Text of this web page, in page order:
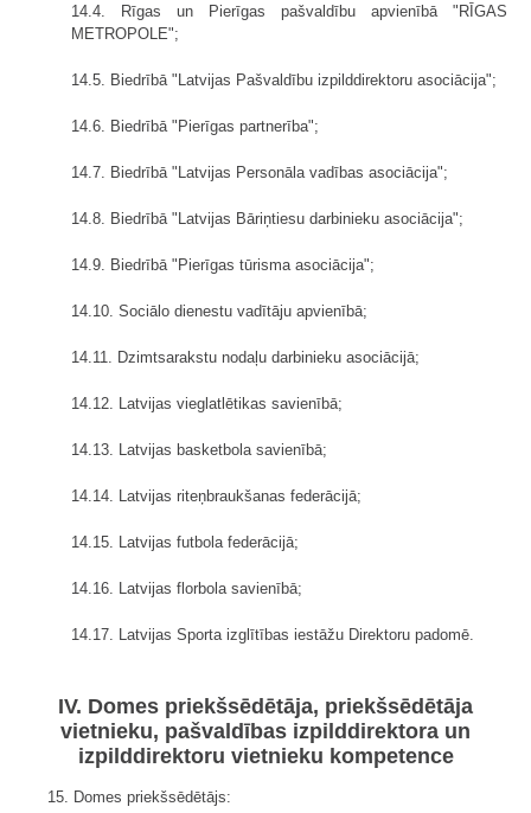
14.4. Rīgas un Pierīgas pašvaldību apvienībā "RĪGAS
METROPOLE";
14.5. Biedrībā "Latvijas Pašvaldību izpilddirektoru asociācija";
14.6. Biedrībā "Pierīgas partnerība";
14.7. Biedrībā "Latvijas Personāla vadības asociācija";
14.8. Biedrībā "Latvijas Bāriņtiesu darbinieku asociācija";
14.9. Biedrībā "Pierīgas tūrisma asociācija";
14.10. Sociālo dienestu vadītāju apvienībā;
14.11. Dzimtsarakstu nodaļu darbinieku asociācijā;
14.12. Latvijas vieglatlētikas savienībā;
14.13. Latvijas basketbola savienībā;
14.14. Latvijas riteņbraukšanas federācijā;
14.15. Latvijas futbola federācijā;
14.16. Latvijas florbola savienībā;
14.17. Latvijas Sporta izglītības iestāžu Direktoru padomē.
IV. Domes priekšsēdētāja, priekšsēdētāja
vietnieku, pašvaldības izpilddirektora un
izpilddirektoru vietnieku kompetence
15. Domes priekšsēdētājs: